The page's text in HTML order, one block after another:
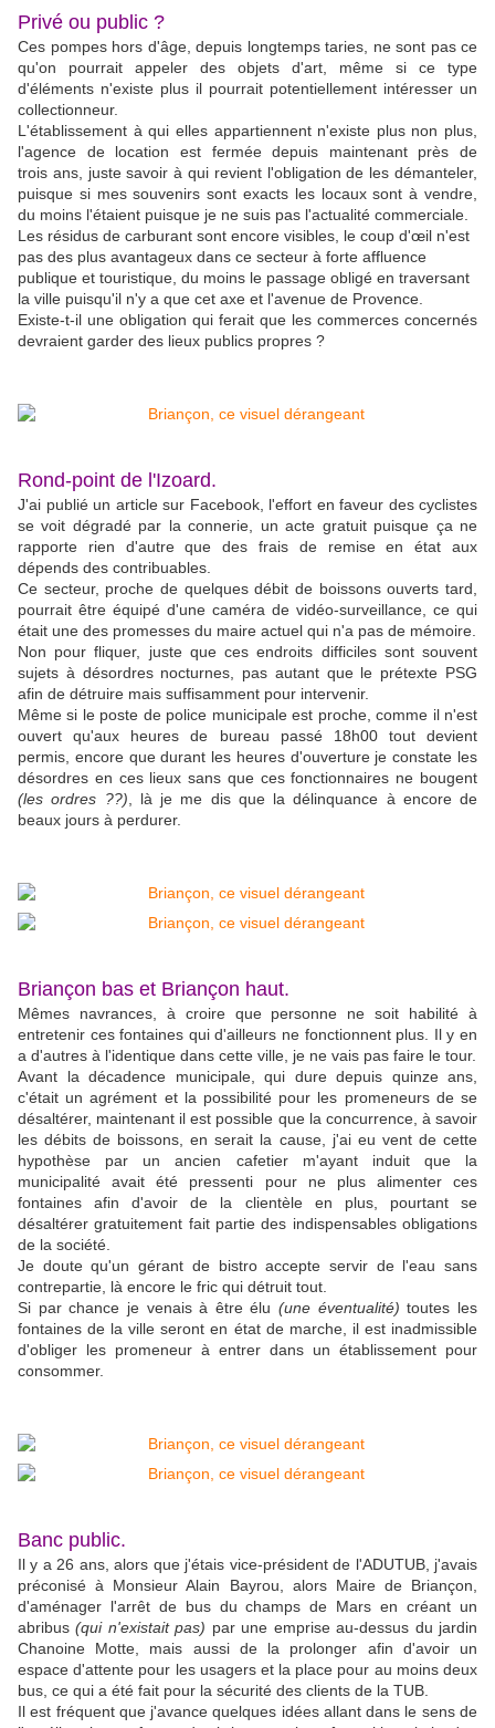
Privé ou public ?
Ces pompes hors d'âge, depuis longtemps taries, ne sont pas ce
qu'on pourrait appeler des objets d'art, même si ce type
d'éléments n'existe plus il pourrait potentiellement intéresser un
collectionneur.
L'établissement à qui elles appartiennent n'existe plus non plus,
l'agence de location est fermée depuis maintenant près de
trois ans, juste savoir à qui revient l'obligation de les démanteler,
puisque si mes souvenirs sont exacts les locaux sont à vendre,
du moins l'étaient puisque je ne suis pas l'actualité commerciale.
Les résidus de carburant sont encore visibles, le coup d'œil n'est
pas des plus avantageux dans ce secteur à forte affluence
publique et touristique, du moins le passage obligé en traversant
la ville puisqu'il n'y a que cet axe et l'avenue de Provence.
Existe-t-il une obligation qui ferait que les commerces concernés
devraient garder des lieux publics propres ?
Rond-point de l'Izoard.
J'ai publié un article sur Facebook, l'effort en faveur des cyclistes
se voit dégradé par la connerie, un acte gratuit puisque ça ne
rapporte rien d'autre que des frais de remise en état aux
dépends des contribuables.
Ce secteur, proche de quelques débit de boissons ouverts tard,
pourrait être équipé d'une caméra de vidéo-surveillance, ce qui
était une des promesses du maire actuel qui n'a pas de mémoire.
Non pour fliquer, juste que ces endroits difficiles sont souvent
sujets à désordres nocturnes, pas autant que le prétexte PSG
afin de détruire mais suffisamment pour intervenir.
Même si le poste de police municipale est proche, comme il n'est
ouvert qu'aux heures de bureau passé 18h00 tout devient
permis, encore que durant les heures d'ouverture je constate les
désordres en ces lieux sans que ces fonctionnaires ne bougent
(les ordres ??) , là je me dis que la délinquance à encore de
beaux jours à perdurer.
Briançon bas et Briançon haut.
Mêmes navrances, à croire que personne ne soit habilité à
entretenir ces fontaines qui d'ailleurs ne fonctionnent plus. Il y en
a d'autres à l'identique dans cette ville, je ne vais pas faire le tour.
Avant la décadence municipale, qui dure depuis quinze ans,
c'était un agrément et la possibilité pour les promeneurs de se
désaltérer, maintenant il est possible que la concurrence, à savoir
les débits de boissons, en serait la cause, j'ai eu vent de cette
hypothèse par un ancien cafetier m'ayant induit que la
municipalité avait été pressenti pour ne plus alimenter ces
fontaines afin d'avoir de la clientèle en plus, pourtant se
désaltérer gratuitement fait partie des indispensables obligations
de la société.
Je doute qu'un gérant de bistro accepte servir de l'eau sans
contrepartie, là encore le fric qui détruit tout.
Si par chance je venais à être élu(une éventualité) toutes les
fontaines de la ville seront en état de marche, il est inadmissible
d'obliger les promeneur à entrer dans un établissement pour
consommer.
Banc public.
Il y a 26 ans, alors que j'étais vice-président de l'ADUTUB, j'avais
préconisé à Monsieur Alain Bayrou, alors Maire de Briançon,
d'aménager l'arrêt de bus du champs de Mars en créant un
abribus(qui n'existait pas) par une emprise au-dessus du jardin
Chanoine Motte, mais aussi de la prolonger afin d'avoir un
espace d'attente pour les usagers et la place pour au moins deux
bus, ce qui a été fait pour la sécurité des clients de la TUB.
Il est fréquent que j'avance quelques idées allant dans le sens de